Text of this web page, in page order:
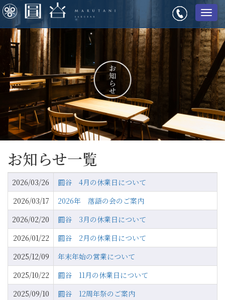
メ
ニ
ュ
ー
お知らせ一覧
2026/03/26
圓谷 4月の休業日について
2026/03/17
2026年 落語の会のご案内
2026/02/20
圓谷 3月の休業日について
2026/01/22
圓谷 2月の休業日について
2025/12/09
年末年始の営業について
2025/10/22
圓谷 11月の休業日について
2025/09/10
圓谷 12周年祭のご案内